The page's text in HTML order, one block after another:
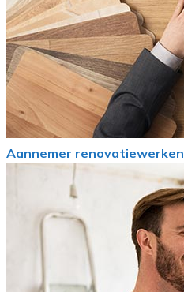
Aannemer renovatiewerken